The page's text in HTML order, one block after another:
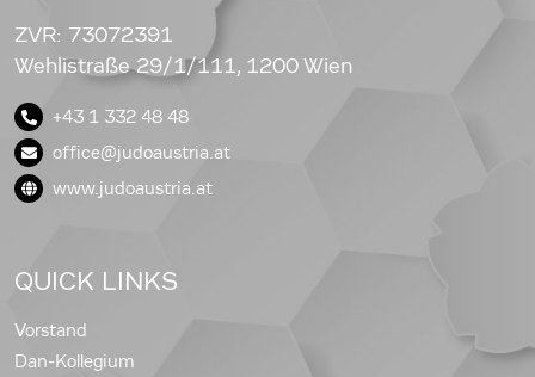
ZVR: 73072391
Wehlistraße 29/1/111, 1200 Wien
+43 1 332 48 48
office@judoaustria.at
www.judoaustria.at
QUICK LINKS
Vorstand
Dan-Kollegium